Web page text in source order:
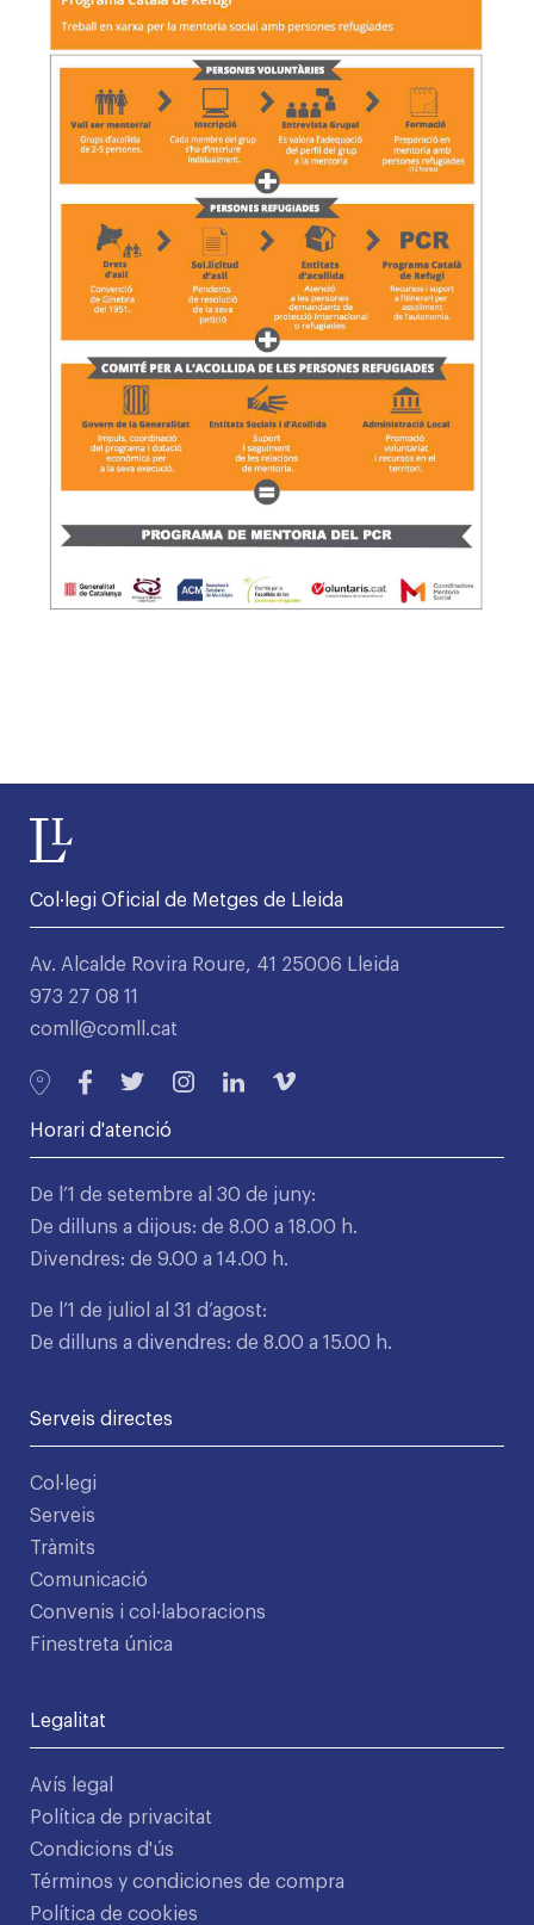
Col·legi Oficial de Metges de Lleida
Av. Alcalde Rovira Roure, 41 25006 Lleida
973 27 08 11
comll@comll.cat
Horari d'atenció
De l’1 de setembre al 30 de juny:
De dilluns a dijous: de 8.00 a 18.00 h.
Divendres: de 9.00 a 14.00 h.
De l’1 de juliol al 31 d’agost:
De dilluns a divendres: de 8.00 a 15.00 h.
Serveis directes
Col·legi
Serveis
Tràmits
Comunicació
Convenis i col·laboracions
Finestreta única
Legalitat
Avís legal
Política de privacitat
Condicions d'ús
Términos y condiciones de compra
Política de cookies